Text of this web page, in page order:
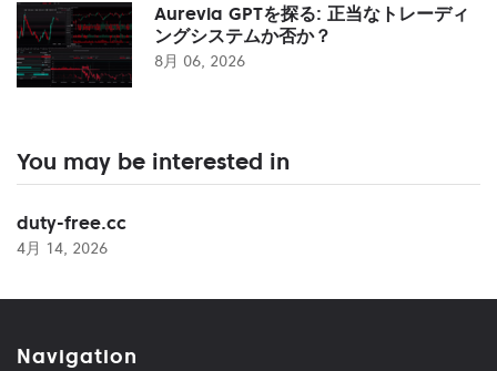
Aurevia GPTを探る: 正当なトレーディ
ングシステムか否か？
8月 06, 2026
You may be interested in
duty-free.cc
4月 14, 2026
Navigation